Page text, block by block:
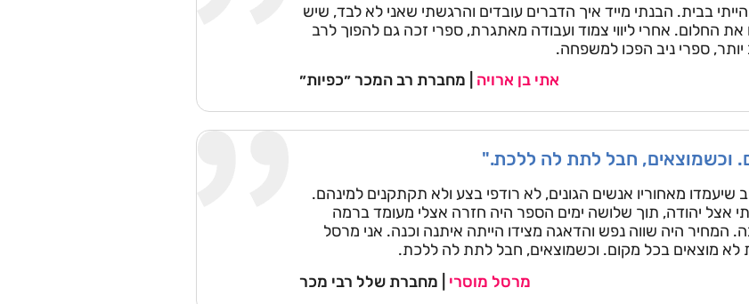
בבית. הבנתי מייד איך הדברים עובדים והרגשתי שאני לא לבד, שיש
את החלום. אחרי ליווי צמוד ועבודה מאתגרת, ספרי זכה גם להפוך לרב
ספרי ניב הפכו למשפחה.
אתי בן ארויה | מחברת רב המכר ״כפיות״
וכשמוצאים, חבל לתת לה ללכת."
שיעמדו מאחוריו אנשים הגונים, לא רודפי בצע ולא תקתקנים למינהם.
אצל יהודה, תוך שלושה ימים הספר היה חזרה אצלי מעומד ברמה
המחיר היה שווה נפש והדאגה מצידו הייתה איתנה וכנה. אני מרסל
לא מוצאים בכל מקום. וכשמוצאים, חבל לתת לה ללכת.
מרסל מוסרי | מחברת שלל רבי מכר